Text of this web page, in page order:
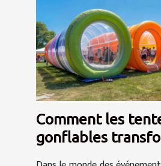
Comment les
gonflables